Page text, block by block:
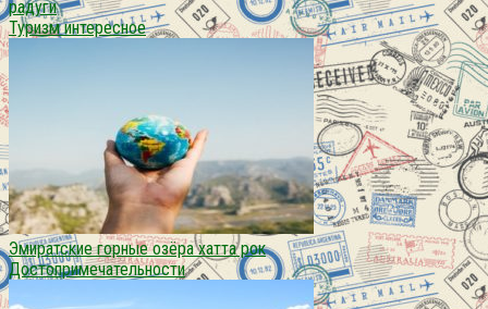
радуги
Туризм интересное
Эмиратские горные озёра хатта рок
Достопримечательности